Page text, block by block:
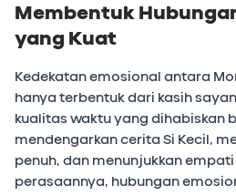
Membentuk
yang Kuat
Kedekatan emosional antara
hanya terbentuk dari kasih
kualitas waktu yang dihabiskan
mendengarkan cerita Si Kecil,
penuh, dan menunjukkan
perasaannya, hubungan